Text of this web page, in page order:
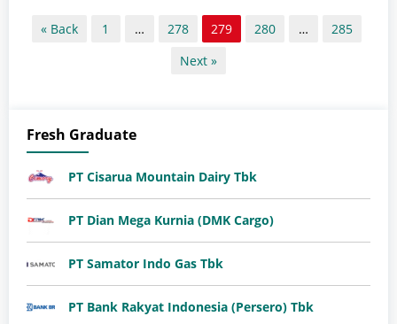
« Back 1 … 278 279 280 …
285
Next »
Fresh Graduate
PT Cisarua Mountain Dairy Tbk
PT Dian Mega Kurnia (DMK Cargo)
PT Samator Indo Gas Tbk
PT Bank Rakyat Indonesia (Persero) Tbk